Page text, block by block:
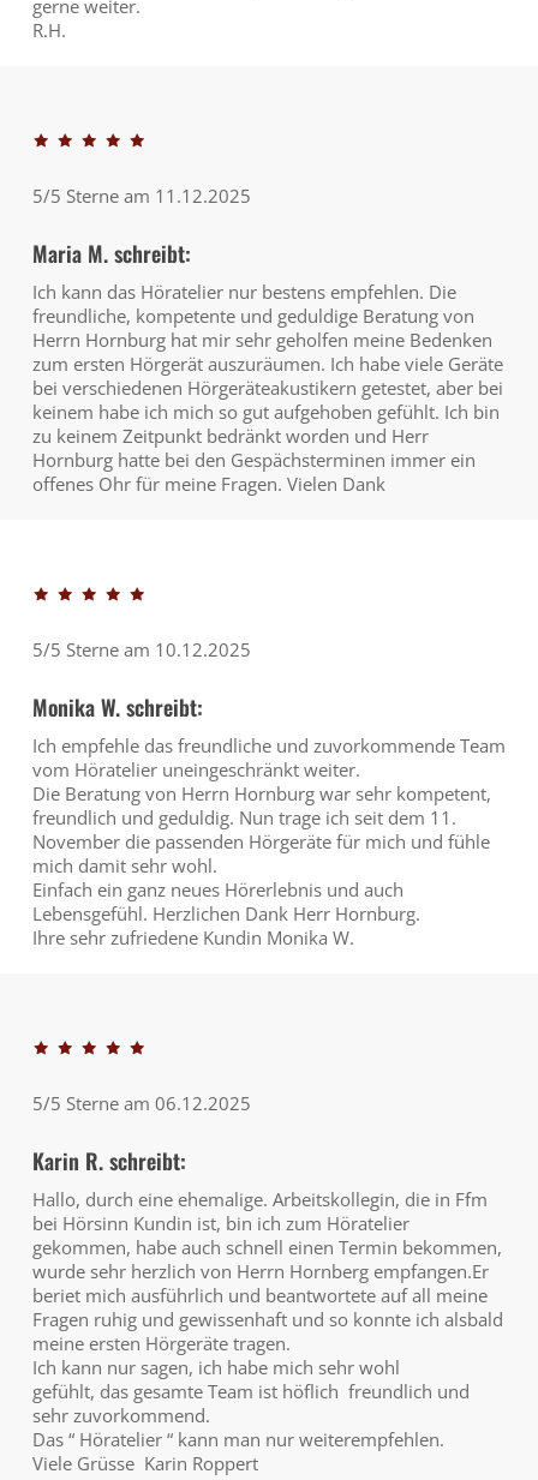
gerne weiter.
R.H.
5/5 Sterne am 11.12.2025
Maria M. schreibt:
Ich kann das Höratelier nur bestens empfehlen. Die
freundliche, kompetente und geduldige Beratung von
Herrn Hornburg hat mir sehr geholfen meine Bedenken
zum ersten Hörgerät auszuräumen. Ich habe viele Geräte
bei verschiedenen Hörgeräteakustikern getestet, aber bei
keinem habe ich mich so gut aufgehoben gefühlt. Ich bin
zu keinem Zeitpunkt bedränkt worden und Herr
Hornburg hatte bei den Gespächsterminen immer ein
offenes Ohr für meine Fragen. Vielen Dank
5/5 Sterne am 10.12.2025
Monika W. schreibt:
Ich empfehle das freundliche und zuvorkommende Team
vom Höratelier uneingeschränkt weiter.
Die Beratung von Herrn Hornburg war sehr kompetent,
freundlich und geduldig. Nun trage ich seit dem 11.
November die passenden Hörgeräte für mich und fühle
mich damit sehr wohl.
Einfach ein ganz neues Hörerlebnis und auch
Lebensgefühl. Herzlichen Dank Herr Hornburg.
Ihre sehr zufriedene Kundin Monika W.
5/5 Sterne am 06.12.2025
Karin R. schreibt:
Hallo, durch eine ehemalige. Arbeitskollegin, die in Ffm
bei Hörsinn Kundin ist, bin ich zum Höratelier
gekommen, habe auch schnell einen Termin bekommen,
wurde sehr herzlich von Herrn Hornberg empfangen.Er
beriet mich ausführlich und beantwortete auf all meine
Fragen ruhig und gewissenhaft und so konnte ich alsbald
meine ersten Hörgeräte tragen.
Ich kann nur sagen, ich habe mich sehr wohl
gefühlt, das gesamte Team ist höflich freundlich und
sehr zuvorkommend.
Das “ Höratelier “ kann man nur weiterempfehlen.
Viele Grüsse Karin Roppert